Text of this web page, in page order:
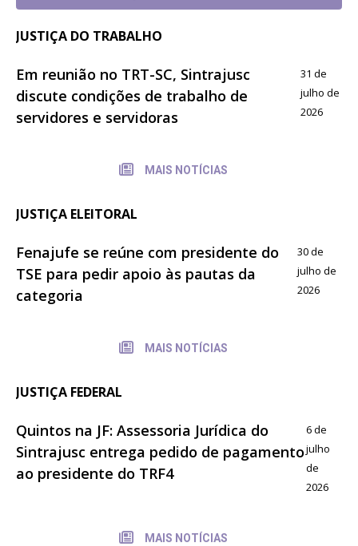
JUSTIÇA DO TRABALHO
Em reunião no TRT-SC, Sintrajusc
discute condições de trabalho de
servidores e servidoras
31 de
julho de
2026
MAIS NOTÍCIAS
JUSTIÇA ELEITORAL
Fenajufe se reúne com presidente do
TSE para pedir apoio às pautas da
categoria
30 de
julho de
2026
MAIS NOTÍCIAS
JUSTIÇA FEDERAL
Quintos na JF: Assessoria Jurídica do
Sintrajusc entrega pedido de pagamento
ao presidente do TRF4
6 de
julho
de
2026
MAIS NOTÍCIAS